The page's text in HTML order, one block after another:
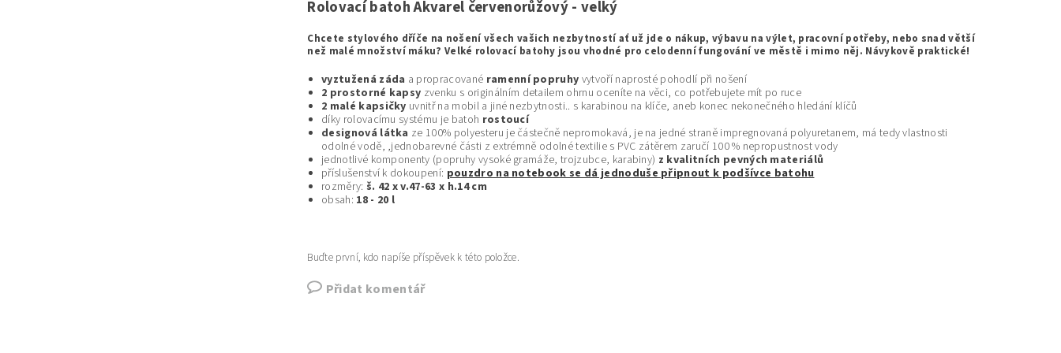
Rolovací batoh Akvarel červenorůžový - velký
Chcete stylového dříče na nošení všech vašich nezbytností ať už jde o nákup, výbavu na výlet, pracovní potřeby, nebo snad větší
než malé množství máku? Velké rolovací batohy jsou vhodné pro celodenní fungování ve městě i mimo něj. Návykově praktické!
vyztužená záda a propracované ramenní popruhy vytvoří naprosté pohodlí při nošení
2 prostorné kapsy zvenku s originálním detailem ohrnu oceníte na věci, co potřebujete mít po ruce
2 malé kapsičky uvnitř na mobil a jiné nezbytnosti.. s karabinou na klíče, aneb konec nekonečného hledání klíčů
díky rolovacímu systému je batoh rostoucí
designová látka ze 100% polyesteru je částečně nepromokavá, je na jedné straně impregnovaná polyuretanem, má tedy vlastnosti
odolné vodě, ,jednobarevné části z extrémně odolné textilie s PVC zátěrem zaručí 100 % nepropustnost vody
jednotlivé komponenty (popruhy vysoké gramáže, trojzubce, karabiny) z kvalitních pevných materiálů
příslušenství k dokoupení: pouzdro na notebook se dá jednoduše připnout k podšívce batohu
rozměry: š. 42 x v.47-63 x h.14 cm
obsah: 18 - 20 l
Buďte první, kdo napíše příspěvek k této položce.
Přidat komentář